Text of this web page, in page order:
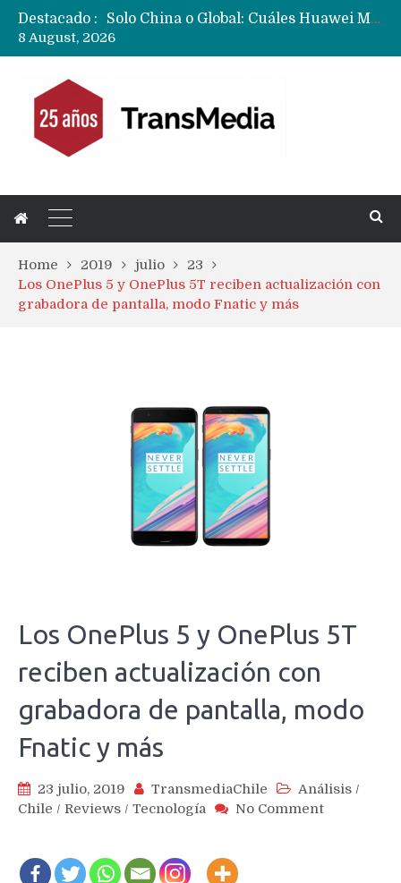
Destacado :
Data Centers de Huawei en Chile, México, Brasil,Perú y Argentina podrían verse afectados por arremetida de EE.UU
8 August, 2026
Home 2019 julio
23
Los OnePlus 5 y OnePlus 5T reciben actualización con
grabadora de pantalla, modo Fnatic y más
Los OnePlus 5 y OnePlus 5T
reciben actualización con
grabadora de pantalla, modo
Fnatic y más
23 julio, 2019 TransmediaChile Análisis /
Chile / Reviews / Tecnología No Commenton